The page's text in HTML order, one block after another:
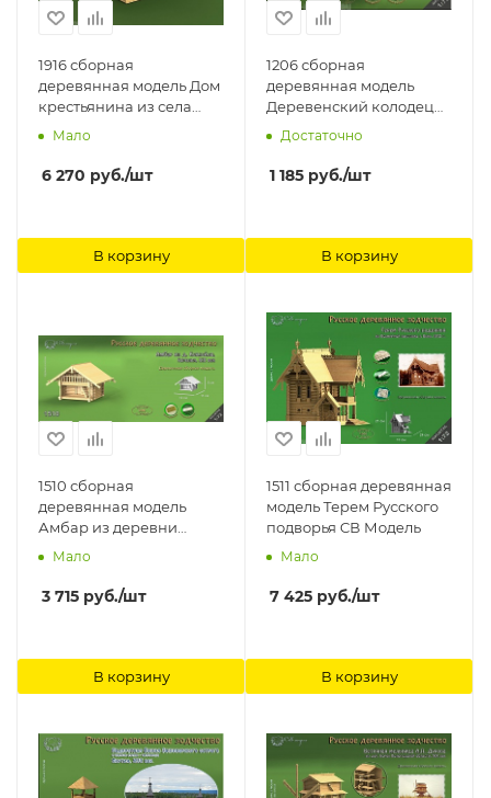
1916 сборная
деревянная модель Дом
крестьянина из села
Илькино СВ Модель
Мало
6 270 руб./шт
В корзину
1206 сборная
деревянная модель
Деревенский колодец
СВ Модель
Достаточно
1 185 руб./шт
В корзину
1510 сборная
деревянная модель
Амбар из деревни
Коккойла СВ Модель
Мало
3 715 руб./шт
В корзину
1511 сборная деревянная
модель Терем Русского
подворья СВ Модель
Мало
7 425 руб./шт
В корзину